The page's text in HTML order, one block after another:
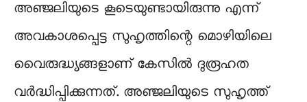
അഞ്ജലിയുടെ കൂടെയുണ്ടായിരുന്നു എന്ന്
അവകാശപ്പെട്ട സുഹൃത്തിന്റെ മൊഴിയിലെ
വൈരുദ്ധ്യങ്ങളാണ് കേസിൽ ദുരൂഹത
വർദ്ധിപ്പിക്കുന്നത്. അഞ്ജലിയുടെ സുഹൃത്ത്